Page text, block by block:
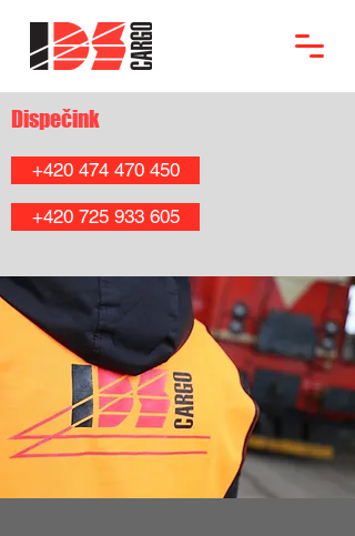
+420 725 933 605
Dispečink
+420 474 470 450